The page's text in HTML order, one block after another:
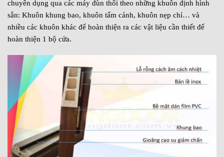
chuyên dụng qua các máy đùn thổi theo những khuôn định hình
sẵn: Khuôn khung bao, khuôn tấm cánh, khuôn nẹp chỉ… và
nhiều các khuôn khác để hoàn thiện ra các vật liệu cần thiết để
hoàn thiện 1 bộ cửa.